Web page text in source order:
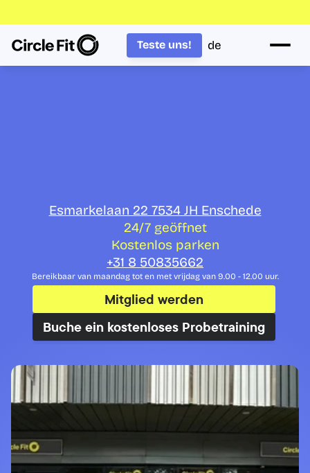
de
Teste uns!
Esmarkelaan 22 7534 JH Enschede
24/7 geöffnet
Kostenlos parken
+31 8 50835662
Bereikbaar van maandag tot en met vrijdag van 9.00 - 12.00 uur.
Mitglied werden
Buche ein kostenloses Probetraining